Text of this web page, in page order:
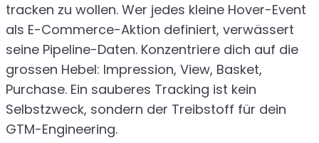
tracken zu wollen. Wer jedes kleine Hover-Event
als E-Commerce-Aktion definiert, verwässert
seine Pipeline-Daten. Konzentriere dich auf die
grossen Hebel: Impression, View, Basket,
Purchase. Ein sauberes Tracking ist kein
Selbstzweck, sondern der Treibstoff für dein
GTM-Engineering.